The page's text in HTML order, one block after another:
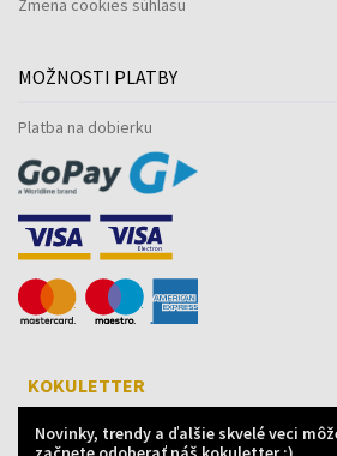
Zmena cookies súhlasu
MOŽNOSTI PLATBY
Platba na dobierku
KOKULETTER
Novinky, trendy a ďalšie skvelé veci